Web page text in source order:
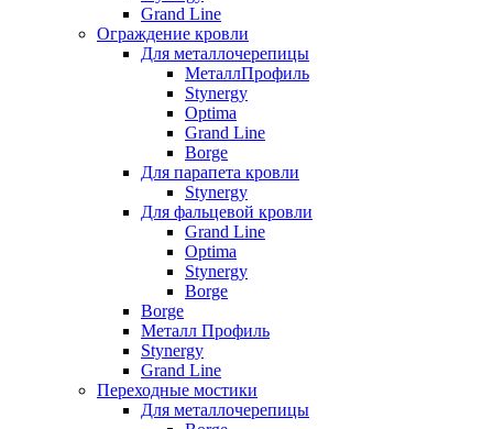
Grand Line
Ограждение кровли
Для металлочерепицы
МеталлПрофиль
Stynergy
Optima
Grand Line
Borge
Для парапета кровли
Stynergy
Для фальцевой кровли
Grand Line
Optima
Stynergy
Borge
Borge
Металл Профиль
Stynergy
Grand Line
Переходные мостики
Для металлочерепицы